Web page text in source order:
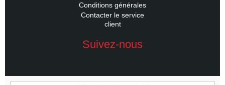
Conditions générales
Contacter le service
client
Suivez-nous